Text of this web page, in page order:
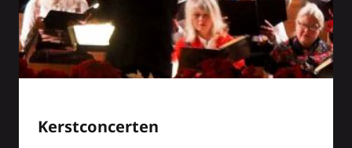
Kerstconcerten